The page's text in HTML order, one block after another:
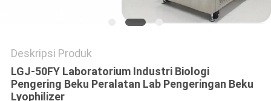
Deskripsi Produk
LGJ-50FY Laboratorium Industri Biologi
Pengering Beku Peralatan Lab Pengeringan Beku
Lyophilizer